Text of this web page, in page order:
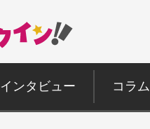
インタビュー コラム